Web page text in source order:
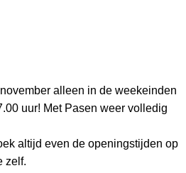
alleen in de weekeinden
uur! Met Pasen weer volledig
altijd even de openingstijden op
zelf.